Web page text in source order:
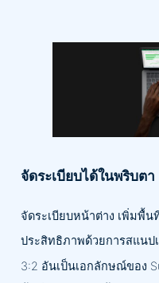
จัดระเบียบได้ในพริบตา
จัดระเบียบหน้าต่าง เพิ่มพื้
ประสิทธิภาพด้วยการสแนป
3:2 อันเป็นเอกลักษณ์ของ